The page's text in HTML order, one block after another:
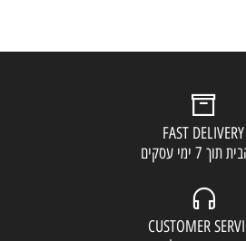
FAST DELIVERY
7 ימי עסקים
CUSTOMER